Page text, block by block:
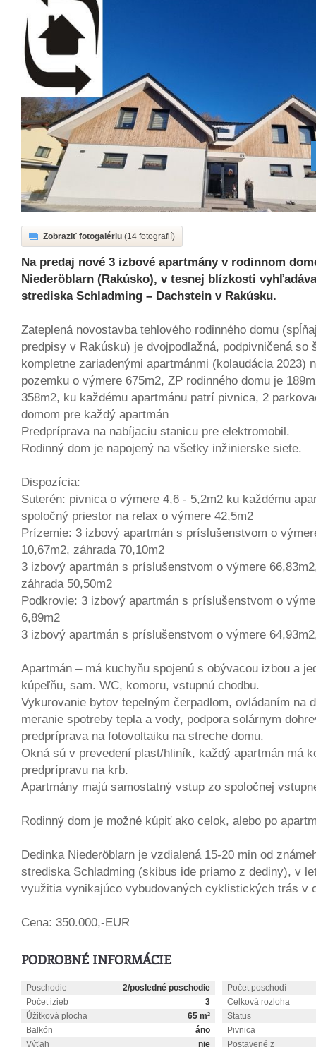
Zobraziť fotogalériu (14 fotografií)
Na predaj nové 3 izbové apartmány v rodinnom
Niederöblarn (Rakúsko), v tesnej blízkosti
strediska Schladming – Dachstein v Rakúsku.
Zateplená novostavba tehlového rodinného domu
predpisy v Rakúsku) je dvojpodlažná, podpivničená so
kompletne zariadenými apartmánmi (kolaudácia 2023)
pozemku o výmere 675m2, ZP rodinného domu je
358m2, ku každému apartmánu patrí pivnica, 2
domom pre každý apartmán
Predpríprava na nabíjaciu stanicu pre elektromobil.
Rodinný dom je napojený na všetky inžinierske siete.
Dispozícia:
Suterén: pivnica o výmere 4,6 - 5,2m2 ku každému
spoločný priestor na relax o výmere 42,5m2
Prízemie: 3 izbový apartmán s príslušenstvom o
10,67m2, záhrada 70,10m2
3 izbový apartmán s príslušenstvom o výmere
záhrada 50,50m2
Podkrovie: 3 izbový apartmán s príslušenstvom o
6,89m2
3 izbový apartmán s príslušenstvom o výmere
Apartmán – má kuchyňu spojenú s obývacou izbou a
kúpeľňu, sam. WC, komoru, vstupnú chodbu.
Vykurovanie bytov tepelným čerpadlom, ovládaním na
meranie spotreby tepla a vody, podpora solárnym
predpríprava na fotovoltaiku na streche domu.
Okná sú v prevedení plast/hliník, každý apartmán má
predprípravu na krb.
Apartmány majú samostatný vstup zo spoločnej
Rodinný dom je možné kúpiť ako celok, alebo po
Dedinka Niederöblarn je vzdialená 15-20 min od
strediska Schladming (skibus ide priamo z dediny), v
využitia vynikajúco vybudovaných cyklistických trás v
Cena: 350.000,-EUR
PODROBNÉ INFORMÁCIE
Poschodie 2/posledné poschodie
Počet poschodí
Počet izieb
3
Celková rozloha
Úžitková plocha
65 m²
Status
Balkón
áno
Pivnica
Výťah
nie Postavené z